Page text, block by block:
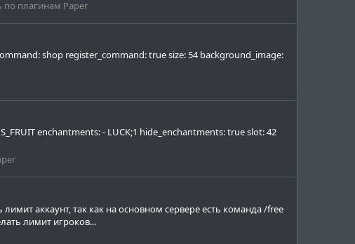
плагинам Paper
shop register_command: true size: 54 background_image:
enchantments: - LUCK;1 hide_enchantments: true slot: 42
аккаунт, так как на основном сервере есть команда /free
лимит игроков...